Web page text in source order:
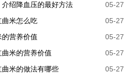
绍降血压的最好方法
05-27
曲米怎么吃
05-27
营养价值
05-27
米的营养价值
05-27
米的做法有哪些
05-27